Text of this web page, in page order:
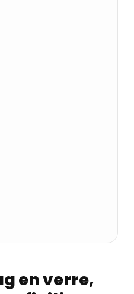
en verre,